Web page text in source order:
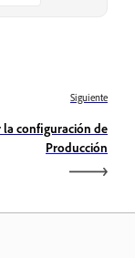
Siguiente
la configuración de
Producción